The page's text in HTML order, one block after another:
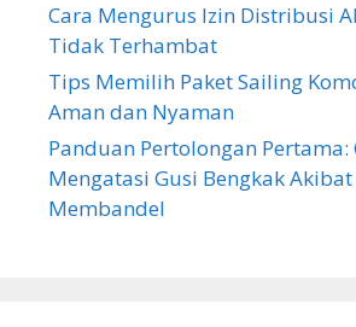
Cara Mengurus Izin Distribusi
Tidak Terhambat
Tips Memilih Paket Sailing
Aman dan Nyaman
Panduan Pertolongan Pertama:
Mengatasi Gusi Bengkak
Membandel